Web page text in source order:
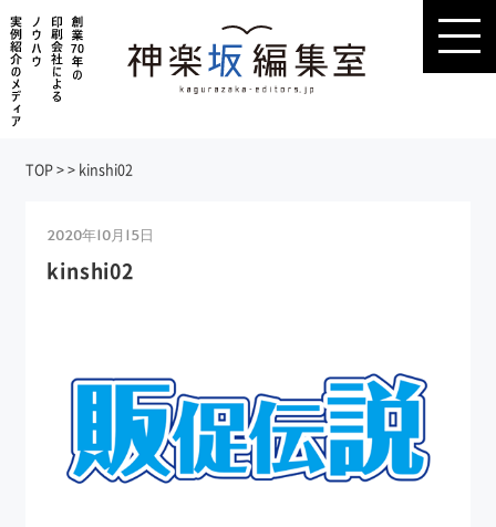
TOP>> kinshi02
2020年10月15日
kinshi02